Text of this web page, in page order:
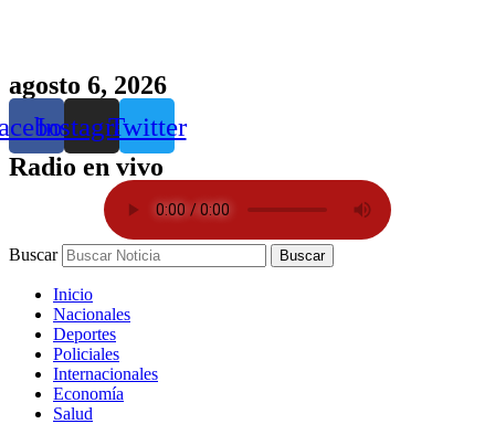
agosto 6, 2026
InstagramTwitter
Radio en vivo
Buscar Buscar
Inicio
Nacionales
Deportes
Policiales
Internacionales
Economía
Salud